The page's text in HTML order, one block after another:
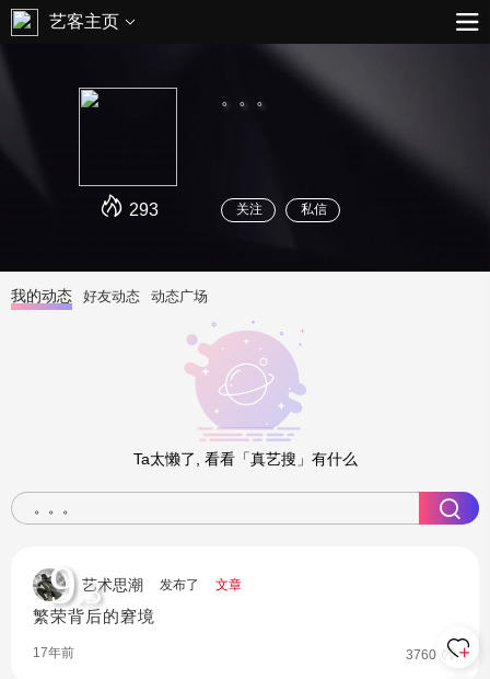
艺客主页
293
。。。
关注 私信
我的动态 好友动态 动态广场
Ta太懒了, 看看「真艺搜」有什么
艺术思潮 发布了 文章
繁荣背后的窘境
9.3
17年前 3760